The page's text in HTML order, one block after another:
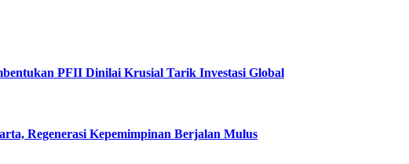
PFII Dinilai Krusial Tarik Investasi Global
Regenerasi Kepemimpinan Berjalan Mulus